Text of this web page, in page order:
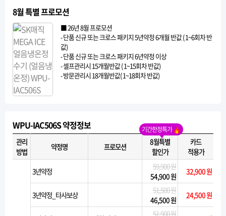
8월 특별 프로모션
■ 26년 8월 프로모션
- 단품 신규 또는 크로스 패키지 5년약정 6개월 반값 ( 1~6회차 반
값)
- 단품 신규 또는 크로스 패키지 6년약정 이상
- 셀프관리시 15개월반값 ( 1~15회차 반값)
- 방문관리시 18개월반값( 1~18회차 반값)
WPU-IAC506S 약정정보 기간한정특가
관리
방법
약정명 프로모션
8월특별
할인가
카드
적용가
3년약정
59,900 원
54,900 원
32,900 원
3년약정_타사보상
51,500 원
46,500 원
24,500 원
51,900 원